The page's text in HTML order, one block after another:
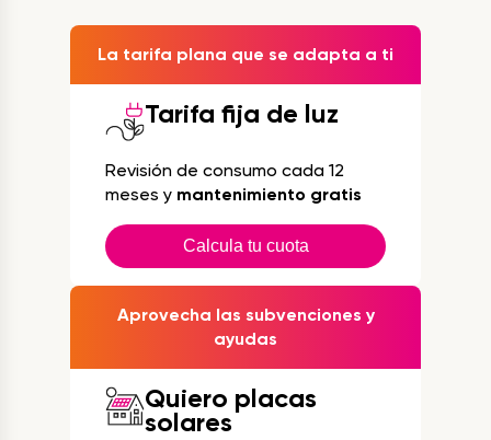
La tarifa plana que se adapta a ti
Tarifa fija de luz
Revisión de consumo cada 12
meses y mantenimiento gratis
Calcula tu cuota
Aprovecha las subvenciones y
ayudas
Quiero placas
solares